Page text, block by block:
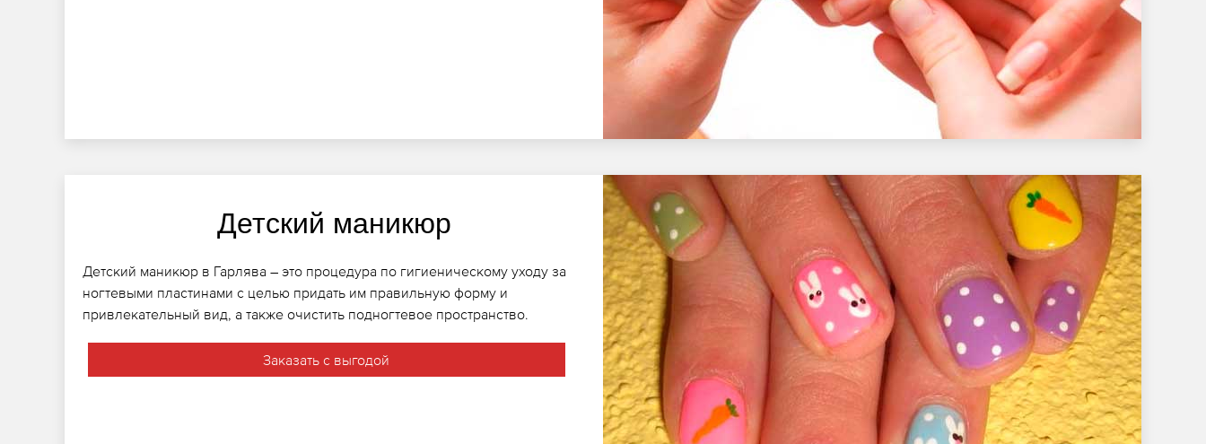
Детский маникюр
Детский маникюр в Гарлява – это процедура по гигиеническому уходу за
ногтевыми пластинами с целью придать им правильную форму и
привлекательный вид, а также очистить подногтевое пространство.
Заказать с выгодой